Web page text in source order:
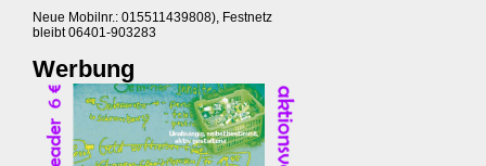
Neue Mobilnr.: 015511439808), Festnetz
bleibt 06401-903283
Werbung